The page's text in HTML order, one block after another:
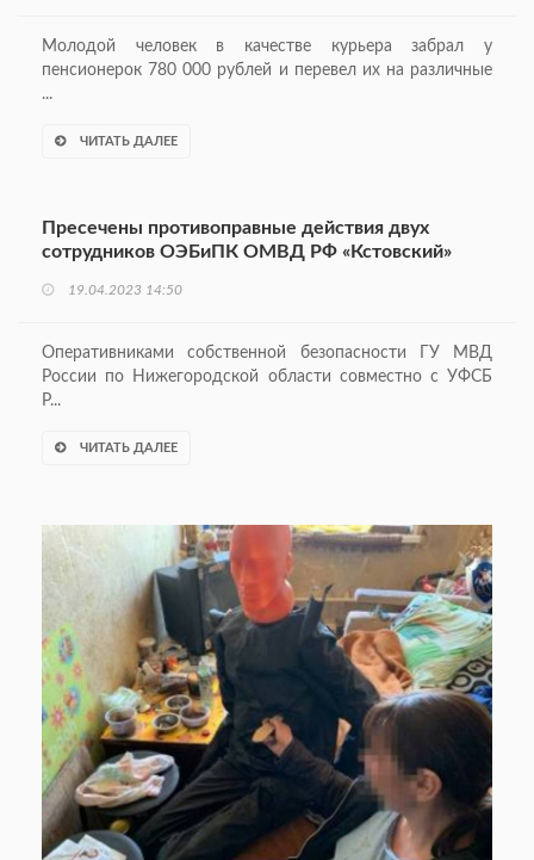
Молодой человек в качестве курьера забрал у
пенсионерок 780 000 рублей и перевел их на различные
...
ЧИТАТЬ ДАЛЕЕ
Пресечены противоправные действия двух
сотрудников ОЭБиПК ОМВД РФ «Кстовский»
19.04.2023 14:50
Оперативниками собственной безопасности ГУ МВД
России по Нижегородской области совместно с УФСБ
Р...
ЧИТАТЬ ДАЛЕЕ